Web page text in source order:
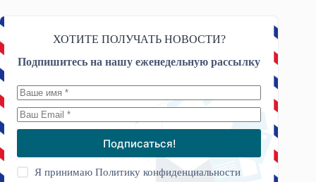
ХОТИТЕ ПОЛУЧАТЬ НОВОСТИ?
Подпишитесь на нашу еженедельную рассылку
Подписаться!
Я принимаюПолитику конфиденциальности